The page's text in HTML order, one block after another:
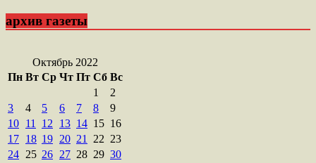
архив газеты
Октябрь 2022
Пн Вт Ср Чт Пт Сб Вс
1
2
3
4 5 6 7 8
9
10 11 12 13 14 15 16
17 18 19 20 21 22 23
24 25 26 27 28 29 30